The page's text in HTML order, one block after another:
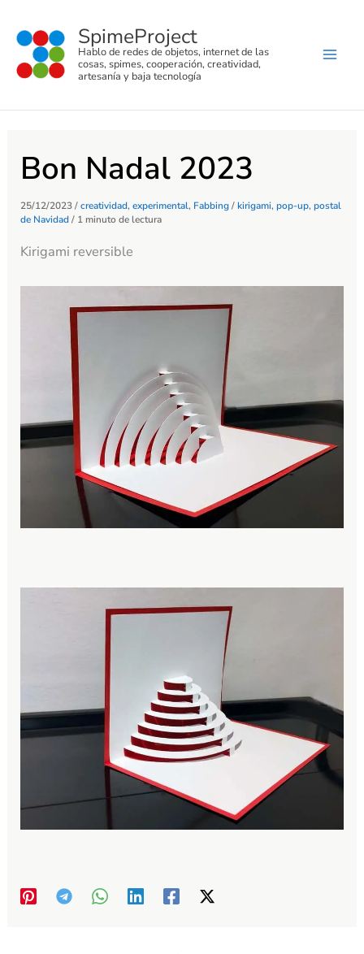
contenido
SpimeProject
Hablo de redes de objetos, internet de las
cosas, spimes, cooperación, creatividad,
artesanía y baja tecnología
Bon Nadal 2023
25/12/2023/creatividad,experimental, Fabbing/kirigami,pop-up,postal
de Navidad/ 1 minuto de lectura
Kirigami reversible
s